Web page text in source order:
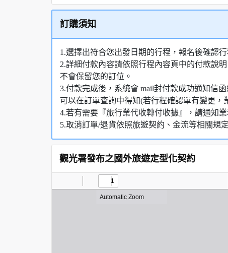
訂購須知
1.選擇出符合您出發日期的行程，報名後確認
2.詳細付款內容請依照行程內容頁中的付款說
不會保留您的訂位。
3.付款完成後，系統會 mail封付款成功通知信
可以在訂單查詢中得知(若行程確認單有變更，
4.若有需要『旅行業代收轉付收據』，請通知
5.取消訂單/退貨依照旅遊契約、金流等相關規
觀光署發布之國外旅遊定型化契約